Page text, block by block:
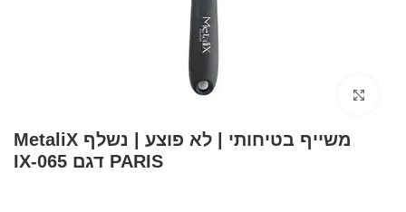
⁩⁩משייף בטיחותי | לא פוצע | נשלף MetaliX
PARIS דגם IX-065